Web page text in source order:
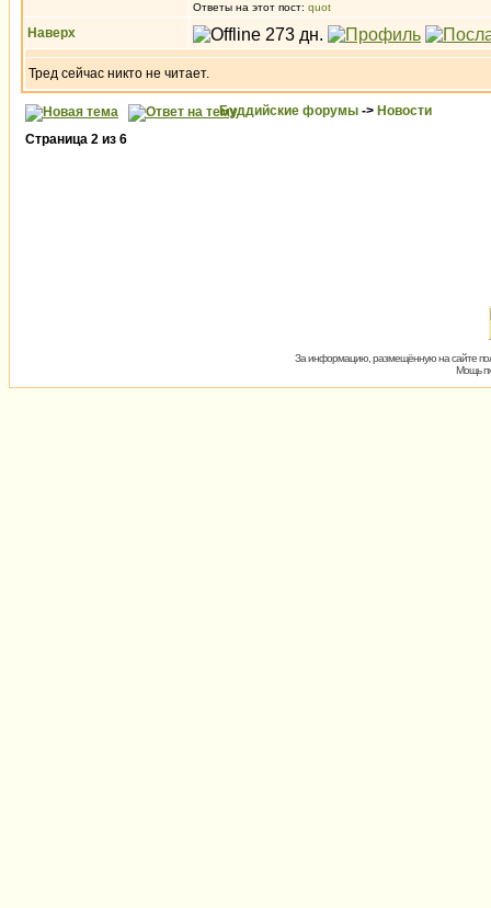
Ответы на этот пост: quot
Наверх
Тред сейчас никто не читает.
Буддийские форумы -> Новости
Страница 2 из 6
За информацию, размещённую на сайте
Мощь